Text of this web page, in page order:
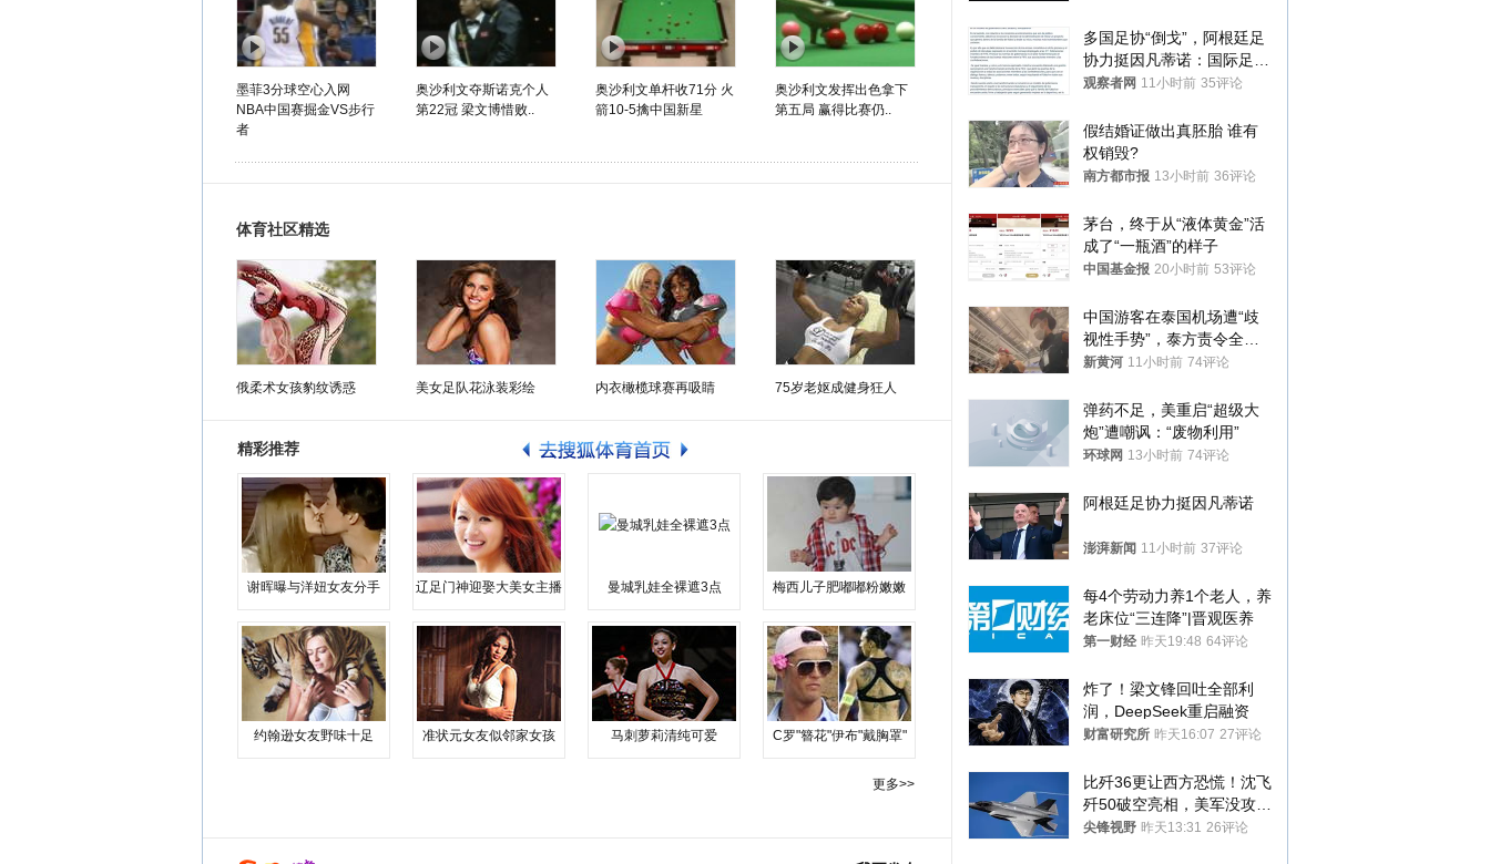
墨菲3分球空心入网
NBA中国赛掘金VS步行
者
奥沙利文夺斯诺克个人
第22冠 梁文博惜败..
奥沙利文单杆收71分 火
箭10-5擒中国新星
奥沙利文发挥出色拿下
第五局 赢得比赛仍..
体育社区精选
俄柔术女孩豹纹诱惑 美女足队花泳装彩绘 内衣橄榄球赛再吸睛 75岁老妪成健身狂人
精彩推荐
谢晖曝与洋妞女友分手 辽足门神迎娶大美女主播 曼城乳娃全裸遮3点 梅西儿子肥嘟嘟粉嫩嫩
约翰逊女友野味十足 准状元女友似邻家女孩 马刺萝莉清纯可爱 C罗"簪花"伊布"戴胸罩"
更多>>
多国足协“倒戈”，阿根廷足
协力挺因凡蒂诺：国际足联
今后应继续在其领导下前行
观察者网 11小时前 35评论
假结婚证做出真胚胎 谁有
权销毁?
南方都市报 13小时前 36评论
茅台，终于从“液体黄金”活
成了“一瓶酒”的样子
中国基金报 20小时前 53评论
中国游客在泰国机场遭“歧
视性手势”，泰方责令全面
调查，对责任人采取最严厉
新黄河 11小时前 74评论
弹药不足，美重启“超级大
炮”遭嘲讽：“废物利用”
环球网 13小时前 74评论
阿根廷足协力挺因凡蒂诺
澎湃新闻 11小时前 37评论
每4个劳动力养1个老人，养
老床位“三连降”|晋观医养
第一财经 昨天19:48 64评论
炸了！梁文锋回吐全部利
润，DeepSeek重启融资
财富研究所 昨天16:07 27评论
比歼36更让西方恐慌！沈飞
歼50破空亮相，美军没攻克
的技术被拿下
尖锋视野 昨天13:31 26评论